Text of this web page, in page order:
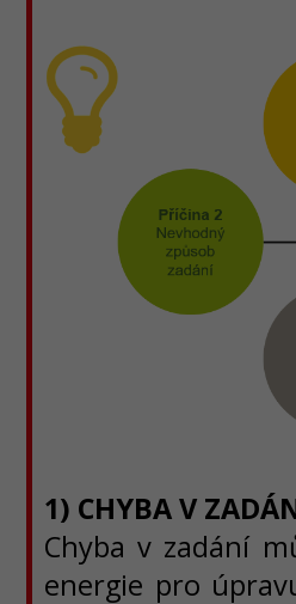
1) CHYBA V
Chyba v zadání
energie pro